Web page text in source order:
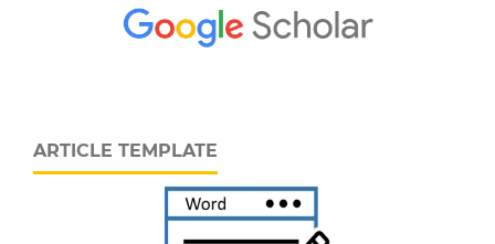
ARTICLE TEMPLATE